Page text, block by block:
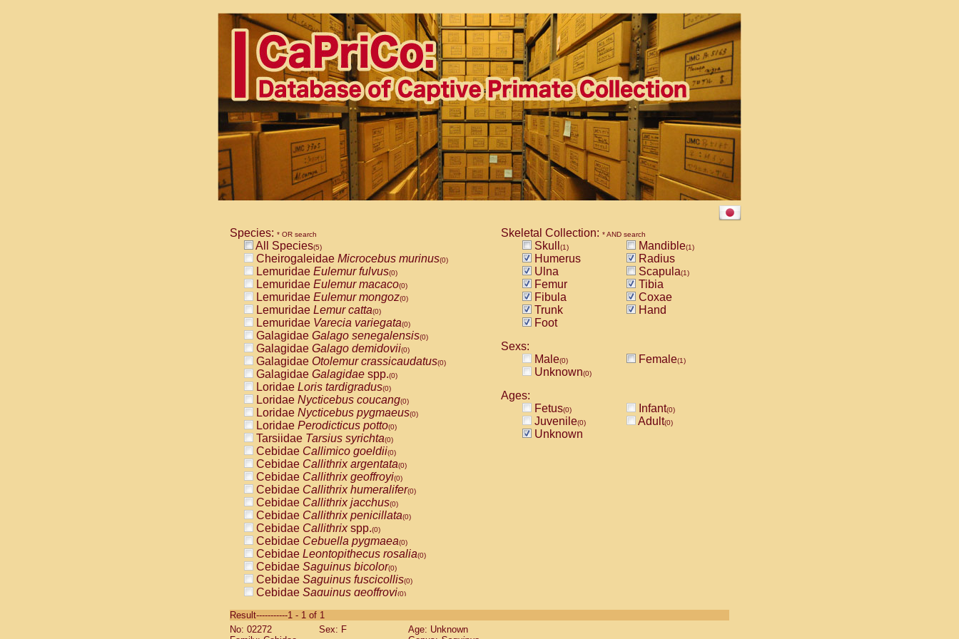
Species: * OR search
All Species(5)
Cheirogaleidae Microcebus murinus(0)
Lemuridae Eulemur fulvus(0)
Lemuridae Eulemur macaco(0)
Lemuridae Eulemur mongoz(0)
Lemuridae Lemur catta(0)
Lemuridae Varecia variegata(0)
Galagidae Galago senegalensis(0)
Galagidae Galago demidovii(0)
Galagidae Otolemur crassicaudatus(0)
Galagidae Galagidae spp.(0)
Loridae Loris tardigradus(0)
Loridae Nycticebus coucang(0)
Loridae Nycticebus pygmaeus(0)
Loridae Perodicticus potto(0)
Tarsiidae Tarsius syrichta(0)
Cebidae Callimico goeldii(0)
Cebidae Callithrix argentata(0)
Cebidae Callithrix geoffroyi(0)
Cebidae Callithrix humeralifer(0)
Cebidae Callithrix jacchus(0)
Cebidae Callithrix penicillata(0)
Cebidae Callithrixspp.(0)
Cebidae Cebuella pygmaea(0)
Cebidae Leontopithecus rosalia(0)
Cebidae Saguinus bicolor(0)
Cebidae Saguinus fuscicollis(0)
Cebidae Saguinus geoffroyi(0)
CebidaeSaguinus labiatus(0)
Cebidae Saguinus leucopus (0)
Skeletal Collection: * AND search
Skull (1) Mandible(1)
Humerus
Radius
Ulna
Scapula(1)
Femur
Tibia
Fibula
Coxae
Trunk
Hand
Foot
Sexs:
Male(0) Female(1)
Unknown(0)
Ages:
Fetus(0) Infant(0)
Juvenile(0) Adult(0)
Unknown
Result-----------1 - 1 of 1
No: 02272
Sex: F
Age: Unknown